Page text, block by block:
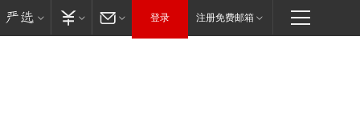
登录 注册免费邮箱